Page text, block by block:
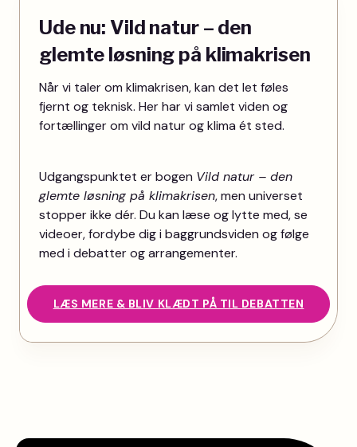
Ude nu: Vild natur – den
glemte løsning på klimakrisen
Når vi taler om klimakrisen, kan det let føles
fjernt og teknisk. Her har vi samlet viden og
fortællinger om vild natur og klima ét sted.
Udgangspunktet er bogen Vild natur – den
glemte løsning på klimakrisen, men universet
stopper ikke dér. Du kan læse og lytte med, se
videoer, fordybe dig i baggrundsviden og følge
med i debatter og arrangementer.
LÆS MERE & BLIV KLÆDT PÅ TIL DEBATTEN